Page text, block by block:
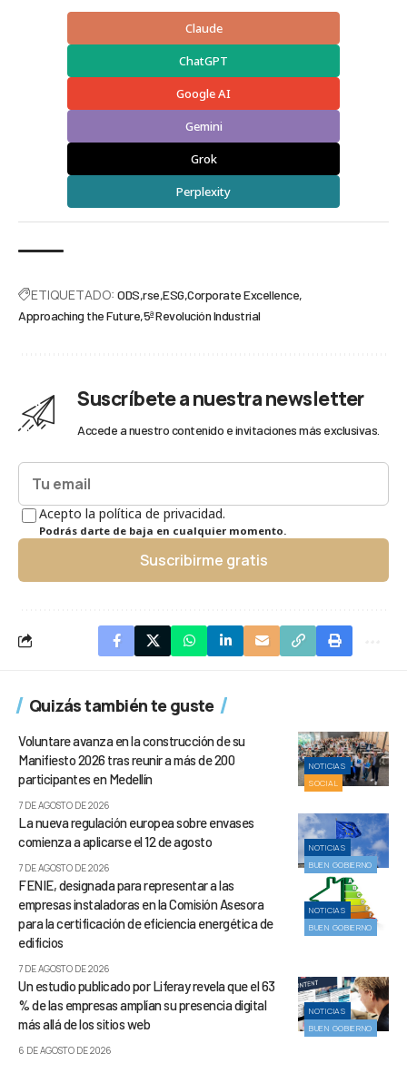
Claude
ChatGPT
Google AI
Gemini
Grok
Perplexity
ETIQUETADO: ODS rse ESG Corporate Excellence
Approaching the Future 5ª Revolución Industrial
Suscríbete a nuestra newsletter
Accede a nuestro contenido e invitaciones más exclusivas.
Acepto la política de privacidad.
Podrás darte de baja en cualquier momento.
Suscribirme gratis
Quizás también te guste
NOTICIAS
SOCIAL
Voluntare avanza en la construcción de su
Manifiesto 2026 tras reunir a más de 200
participantes en Medellín
7 DE AGOSTO DE 2026
NOTICIAS
BUEN GOBIERNO
La nueva regulación europea sobre envases
comienza a aplicarse el 12 de agosto
7 DE AGOSTO DE 2026
NOTICIAS
BUEN GOBIERNO
FENIE, designada para representar a las
empresas instaladoras en la Comisión Asesora
para la certificación de eficiencia energética de
edificios
7 DE AGOSTO DE 2026
NOTICIAS
BUEN GOBIERNO
Un estudio publicado por Liferay revela que el 63
% de las empresas amplían su presencia digital
más allá de los sitios web
6 DE AGOSTO DE 2026